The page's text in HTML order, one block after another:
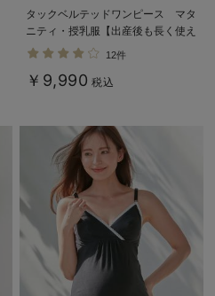
タックベルテッドワンピース マタ
ニティ・授乳服【出産後も長く使え
る】
12件
￥9,990 税込